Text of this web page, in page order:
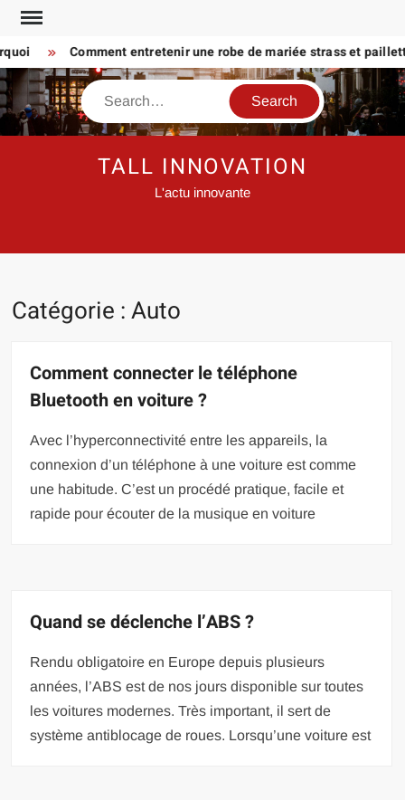
Skip
content
Comment entretenir une robe de mariée strass et paillette
Search
TALL INNOVATION
L'actu innovante
Catégorie :Auto
Comment connecter le téléphone
Bluetooth en voiture ?
Avec l’hyperconnectivité entre les appareils, la
connexion d’un téléphone à une voiture est comme
une habitude. C’est un procédé pratique, facile et
rapide pour écouter de la musique en voiture
Quand se déclenche l’ABS ?
Rendu obligatoire en Europe depuis plusieurs
années, l’ABS est de nos jours disponible sur toutes
les voitures modernes. Très important, il sert de
système antiblocage de roues. Lorsqu’une voiture est